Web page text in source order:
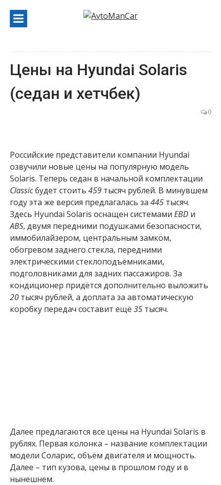
содержанию
Цены на Hyundai Solaris
(седан и хетчбек)
0
Российские представители компании Hyundai
озвучили новые цены на популярную модель
Solaris. Теперь седан в начальной комплектации
Classicбудет стоить 459 тысяч рублей. В минувшем
году эта же версия предлагалась за 445 тысяч.
Здесь Hyundai Solaris оснащен системами EBD и
ABS, двумя передними подушками безопасности,
иммобилайзером, центральным замком,
обогревом заднего стекла, передними
электрическими стеклоподъёмниками,
подголовниками для задних пассажиров. За
кондиционер придётся дополнительно выложить
20 тысяч рублей, а доплата за автоматическую
коробку передач составит ещё 35 тысяч.
Далее предлагаются все цены на Hyundai Solaris в
рублях. Первая колонка – название комплектации
модели Соларис, объём двигателя и мощность.
Далее – тип кузова, цены в прошлом году и в
нынешнем.